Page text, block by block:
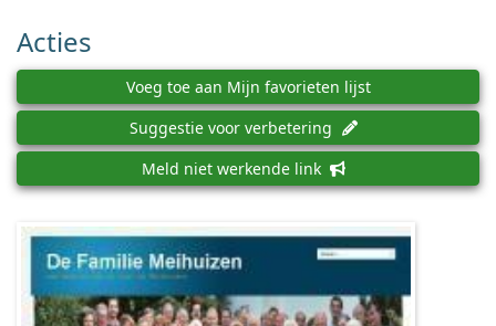
Acties
Voeg toe aan Mijn favorieten lijst
Suggestie voor verbetering
Meld niet werkende link